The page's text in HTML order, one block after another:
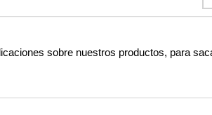
sobre nuestros productos, para